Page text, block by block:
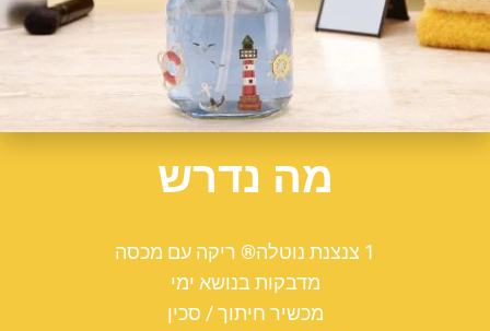
מה נדרש
1 צנצנת נוטלה® ריקה עם מכסה
מדבקות בנושא ימי
מכשיר חיתוך / סכין